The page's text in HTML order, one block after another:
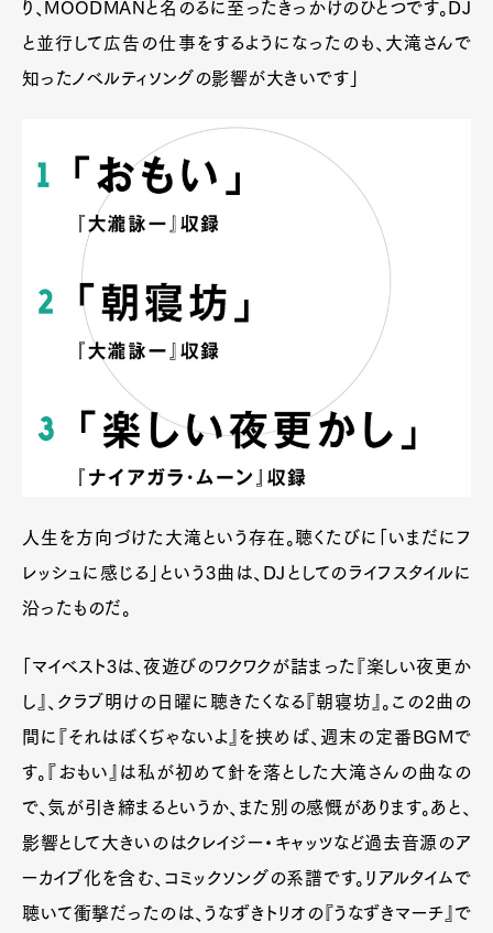
り、MOODMANと名のるに至ったきっかけのひとつです。DJ
と並行して広告の仕事をするようになったのも、大滝さんで
知ったノべルティソングの影響が大きいです」
人生を方向づけた大滝という存在。聴くたびに「いまだにフ
レッシュに感じる」という3曲は、DJとしてのライフスタイルに
沿ったものだ。
「マイベスト3は、夜遊びのワクワクが詰まった『楽しい夜更か
し』、クラブ明けの日曜に聴きたくなる『朝寝坊』。この2曲の
間に『それはぼくぢゃないよ』を挟めば、週末の定番BGMで
す。『おもい』は私が初めて針を落とした大滝さんの曲なの
で、気が引き締まるというか、また別の感慨があります。あと、
影響として大きいのはクレイジー・キャッツなど過去音源のア
ーカイブ化を含む、コミックソングの系譜です。リアルタイムで
聴いて衝撃だったのは、うなずきトリオの『うなずきマーチ』で